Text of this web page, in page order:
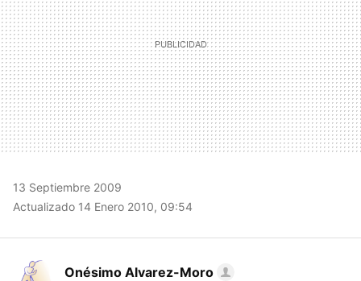
13 Septiembre 2009
Actualizado 14 Enero 2010, 09:54
Onésimo Alvarez-Moro